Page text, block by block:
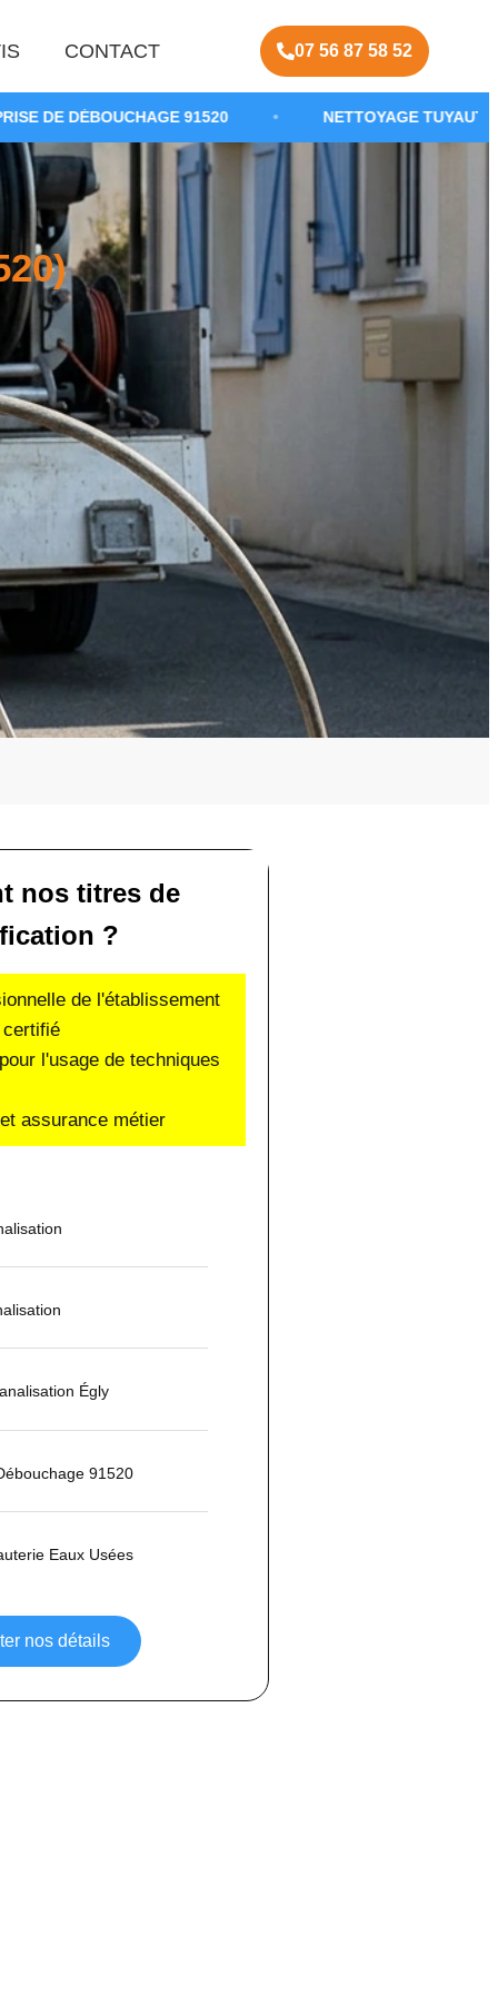
CONTACT 07 56 87 58 52
91520 • NETTOYAGE TUYAUTERIE EAUX
nos titres de
?
de l'établissement
certifié
l'usage de techniques
assurance métier
Égly
91520
Eaux Usées
nos détails